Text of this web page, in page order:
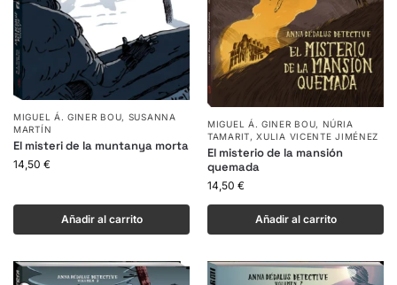
MIGUEL Á. GINER BOU, SUSANNA
MARTÍN
El misteri de la muntanya morta
14,50 €
Añadir al carrito
MIGUEL Á. GINER BOU, NÚRIA
TAMARIT,XULIA VICENTE JIMÉNEZ
El misterio de la mansión
quemada
14,50 €
Añadir al carrito